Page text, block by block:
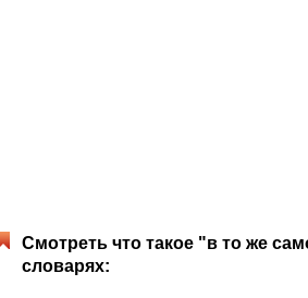
Смотреть что такое "в то же
словарях: